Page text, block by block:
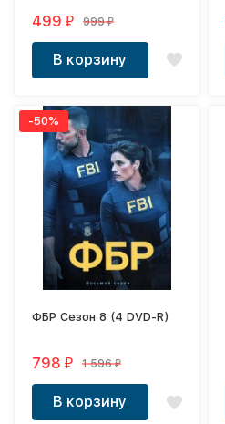
499₽ 999₽
В корзину
-50%
ФБР Сезон 8 (4 DVD-R)
798₽ 1 596₽
В корзину